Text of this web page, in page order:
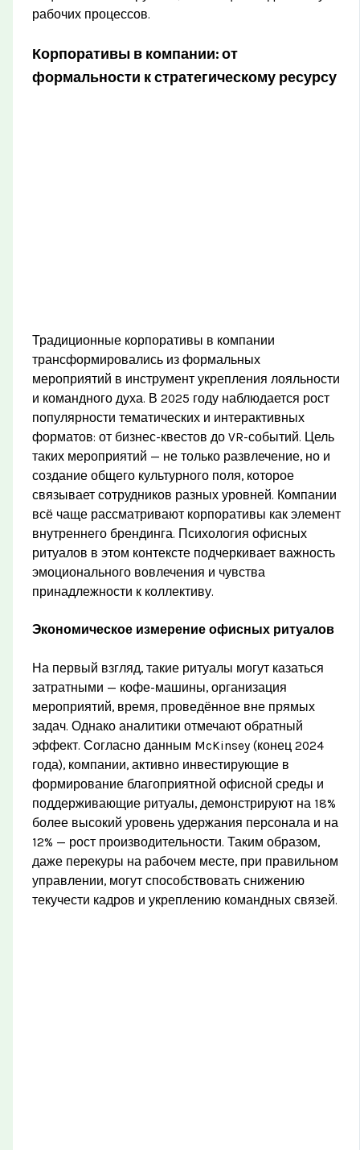
рабочих процессов.
Корпоративы в компании: от
формальности к стратегическому ресурсу
Традиционные корпоративы в компании
трансформировались из формальных
мероприятий в инструмент укрепления лояльности
и командного духа. В 2025 году наблюдается рост
популярности тематических и интерактивных
форматов: от бизнес-квестов до VR-событий. Цель
таких мероприятий — не только развлечение, но и
создание общего культурного поля, которое
связывает сотрудников разных уровней. Компании
всё чаще рассматривают корпоративы как элемент
внутреннего брендинга. Психология офисных
ритуалов в этом контексте подчеркивает важность
эмоционального вовлечения и чувства
принадлежности к коллективу.
Экономическое измерение офисных ритуалов
На первый взгляд, такие ритуалы могут казаться
затратными — кофе-машины, организация
мероприятий, время, проведённое вне прямых
задач. Однако аналитики отмечают обратный
эффект. Согласно данным McKinsey (конец 2024
года), компании, активно инвестирующие в
формирование благоприятной офисной среды и
поддерживающие ритуалы, демонстрируют на 18%
более высокий уровень удержания персонала и на
12% — рост производительности. Таким образом,
даже перекуры на рабочем месте, при правильном
управлении, могут способствовать снижению
текучести кадров и укреплению командных связей.